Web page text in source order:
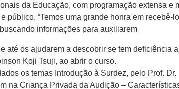
da Educação, com programação extensa e
público. “Temos uma grande honra em recebê-
informações para auxiliarem
até os ajudarem a descobrir se tem deficiência
Koji Tsuji, ao abrir o curso.
os temas Introdução à Surdez, pelo Prof.
na Criança Privada da Audição –